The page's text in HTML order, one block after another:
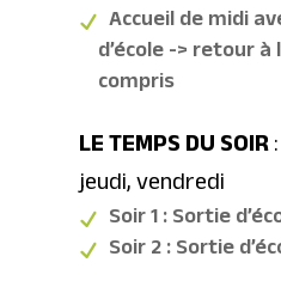
Accueil de midi
d’école -> retour à
compris
LE TEMPS DU SOIR
jeudi, vendredi
Soir 1 : Sortie
Soir 2 : Sortie